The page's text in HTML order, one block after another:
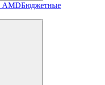
AMDБюджетные